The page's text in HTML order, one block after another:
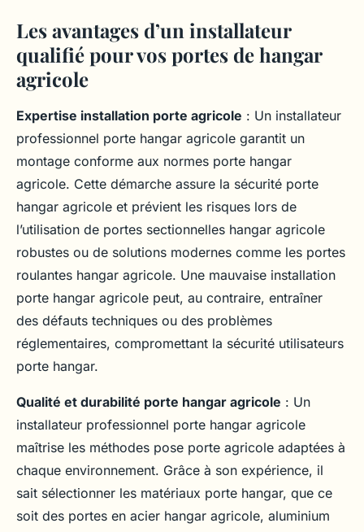
Les avantages d’un installateur
qualifié pour vos portes de hangar
agricole
Expertise installation porte agricole : Un installateur
professionnel porte hangar agricole garantit un
montage conforme aux normes porte hangar
agricole. Cette démarche assure la sécurité porte
hangar agricole et prévient les risques lors de
l’utilisation de portes sectionnelles hangar agricole
robustes ou de solutions modernes comme les portes
roulantes hangar agricole. Une mauvaise installation
porte hangar agricole peut, au contraire, entraîner
des défauts techniques ou des problèmes
réglementaires, compromettant la sécurité utilisateurs
porte hangar.
Qualité et durabilité porte hangar agricole : Un
installateur professionnel porte hangar agricole
maîtrise les méthodes pose porte agricole adaptées à
chaque environnement. Grâce à son expérience, il
sait sélectionner les matériaux porte hangar, que ce
soit des portes en acier hangar agricole, aluminium